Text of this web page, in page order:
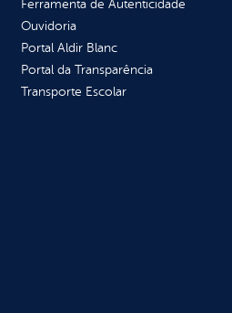
Ferramenta de Autenticidade
Ouvidoria
Portal Aldir Blanc
Portal da Transparência
Transporte Escolar